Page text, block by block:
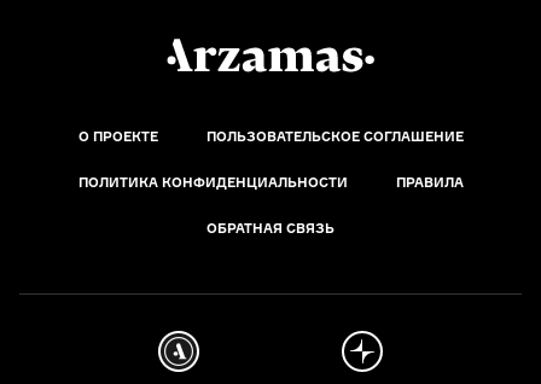
О ПРОЕКТЕ ПОЛЬЗОВАТЕЛЬСКОЕ СОГЛАШЕНИЕ
ПОЛИТИКА КОНФИДЕНЦИАЛЬНОСТИ ПРАВИЛА
ОБРАТНАЯ СВЯЗЬ